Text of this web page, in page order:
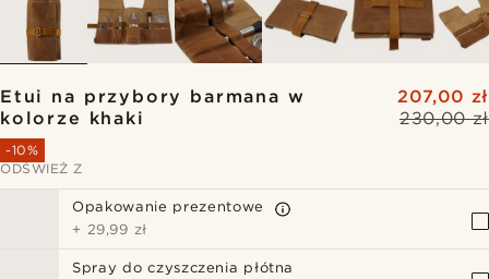
Etui na przybory barmana w
kolorze khaki
230,00 zł
207,00 zł
-10%
ODŚWIEŻ Z
Opakowanie prezentowe
+ 29,99 zł
Spray do czyszczenia płótna